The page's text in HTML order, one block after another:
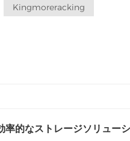
、在庫の精度を向上させます
Kingmoreracking
的なストレージソリュー